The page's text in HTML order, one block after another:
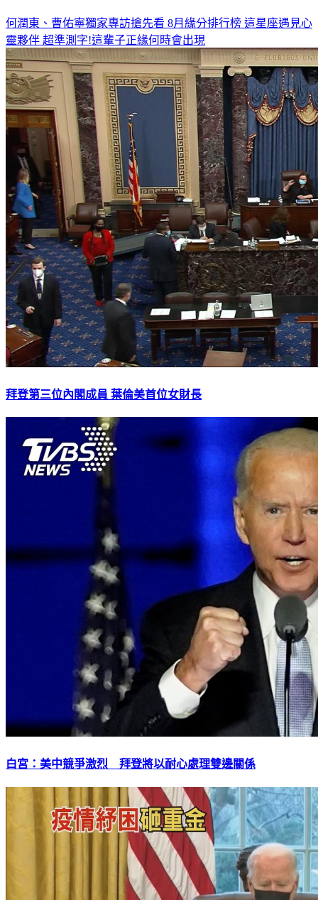
何潤東、曹佑寧獨家專訪搶先看 8月緣分排行榜 這星座遇見心
靈夥伴 超準測字!這輩子正緣何時會出現
拜登第三位內閣成員 葉倫美首位女財長
白宮：美中競爭激烈 拜登將以耐心處理雙邊關係